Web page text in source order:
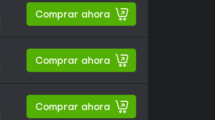
Comprar ahora
Comprar ahora
Comprar ahora